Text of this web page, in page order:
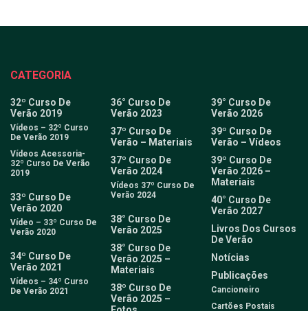
CATEGORIA
32º Curso De
Verão 2019
Vídeos – 32º Curso
De Verão 2019
Vídeos Acessoria-
32º Curso De Verão
2019
33º Curso De
Verão 2020
Vídeo – 33º Curso De
Verão 2020
34º Curso De
Verão 2021
Vídeos – 34º Curso
De Verão 2021
36° Curso De
Verão 2023
37º Curso De
Verão – Materiais
37º Curso De
Verão 2024
Vídeos 37º Curso De
Verão 2024
38° Curso De
Verão 2025
38° Curso De
Verão 2025 –
Materiais
38º Curso De
Verão 2025 –
39° Curso De
Verão 2026
39º Curso De
Verão – Vídeos
39º Curso De
Verão 2026 –
Materiais
40° Curso De
Verão 2027
Livros Dos Cursos
De Verão
Notícias
Publicações
Cancioneiro
Cartões Postais